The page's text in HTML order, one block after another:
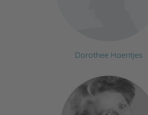
Dorothee Haentjes